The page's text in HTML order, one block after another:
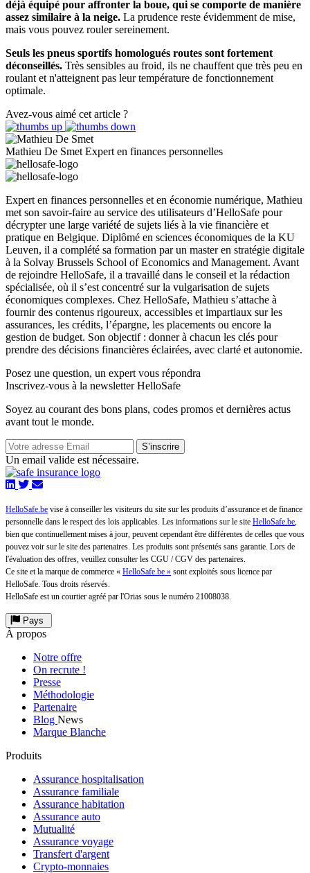
déjà équipé pour affronter la boue, qui se comporte de manière
assez similaire à la neige. La prudence reste évidemment de mise,
mais vous pouvez rouler sereinement.
Seuls les pneus sportifs homologués routes sont fortement
déconseillés. Très sensibles au froid, ils ne chauffent que très peu en
roulant et n'atteignent pas leur température de fonctionnement
optimale.
Avez-vous aimé cet article ?
Mathieu De Smet Expert en finances personnelles
Expert en finances personnelles et en économie numérique, Mathieu
met son savoir-faire au service des utilisateurs d’HelloSafe pour
décrypter une large variété de sujets liés à la vie financière et
pratique en Belgique. Diplômé en sciences économiques de la KU
Leuven, il a complété sa formation par un master en stratégie digitale
à la Solvay Brussels School of Economics and Management. Avant
de rejoindre HelloSafe, il a travaillé dans le conseil et la rédaction
spécialisée, où il s’est concentré sur la vulgarisation de sujets
économiques complexes. Chez HelloSafe, Mathieu s’attache à
fournir des contenus rigoureux, accessibles et impartiaux sur les
assurances, les crédits, l’épargne, les placements ou encore la
gestion de budget. Son objectif : donner à chacun les clés pour
prendre des décisions financières éclairées, avec clarté et autonomie.
Posez une question, un expert vous répondra
Inscrivez-vous à la newsletter HelloSafe
Soyez au courant des bons plans, codes promos et dernières actus
avant tout le monde.
S’inscrire
Un email valide est nécessaire.
HelloSafe.be vise à conseiller les visiteurs du site sur les produits d’assurance et de finance
personnelle dans le respect des lois applicables. Les informations sur le site HelloSafe.be,
bien que continuellement mises à jour, peuvent cependant être différentes de celles que vous
pouvez voir sur le site des partenaires. Les produits sont présentés sans garantie. Lors de
l'évaluation des offres, veuillez consulter les CGU / CGV des partenaires.
Ce site et la marque de commerce « HelloSafe.be » sont exploités sous licence par
HelloSafe. Tous droits réservés.
HelloSafe est un courtier agréé par l'Orias sous le numéro 21008038.
Pays
À propos
Notre offre
On recrute !
Presse
Méthodologie
Partenaire
Blog News
Marque Blanche
Produits
Assurance hospitalisation
Assurance familiale
Assurance habitation
Assurance auto
Mutualité
Assurance voyage
Transfert d'argent
Crypto-monnaies